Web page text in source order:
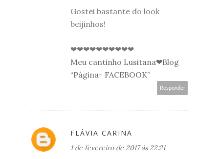
Gostei bastante do look
beijinhos!
❤❤❤❤❤❤❤❤❤❤
Meu cantinho Lusitana❤Blog
“Página- FACEBOOK”
Responder
FLÁVIA CARINA
1 de fevereiro de 2017 às 22:21